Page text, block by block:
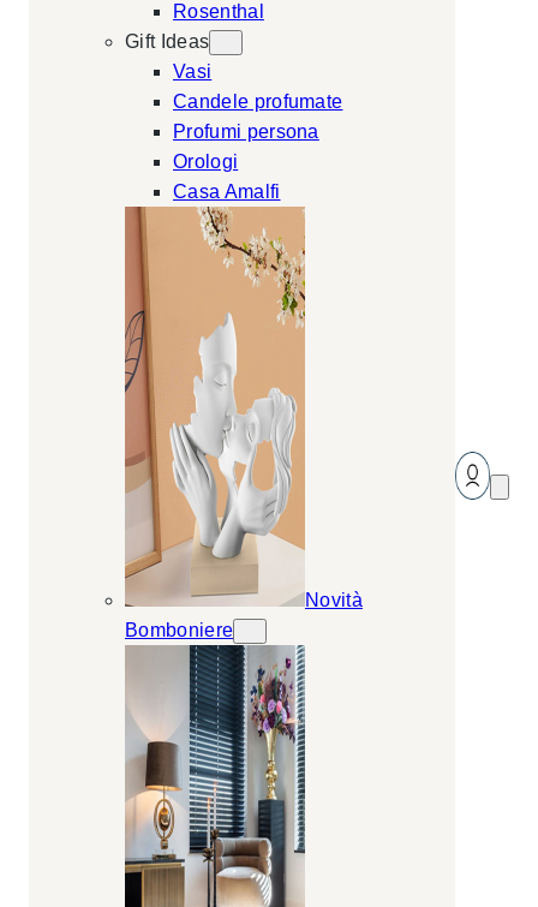
Rosenthal
Gift Ideas
Vasi
Candele profumate
Profumi persona
Orologi
Casa Amalfi
Novità
Bomboniere